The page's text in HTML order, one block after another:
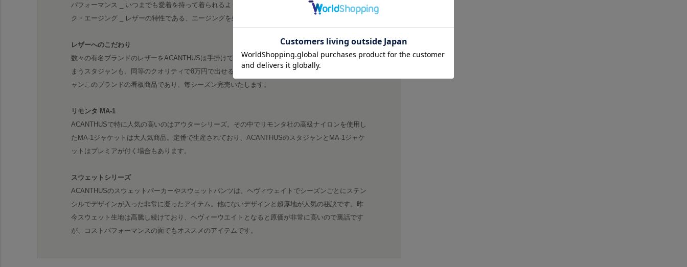
パフォーマンス _ いつまでも愛着を持って着られるような、クオリティの高さを実現する。 シン
ク・エージング _ レザーの特性である、エージングを生かした風合いを意識する。
レザーへのこだわり
数々の有名ブランドのレザーをACANTHUSは手掛けており、他では13万円を超える価格になってし
まうスタジャンも、同等のクオリティで8万円で出せるのも、自社で生産している強みです。スタジ
ャンこのブランドの看板商品であり、毎シーズン完売いたします。
リモンタ MA-1
ACANTHUSで特に人気の高いのはアウターシリーズ。その中でリモンタ社の高級ナイロンを使用し
たMA-1ジャケットは大人気商品。定番で生産されており、ACANTHUSのスタジャンとMA-1ジャケ
ットはプレミアが付く場合もあります。
スウェットシリーズ
ACANTHUSのスウェットパーカーやスウェットパンツは、ヘヴィウェイトでシーズンごとにステン
シルでデザインが入った非常に凝ったアイテム。他にないデザインと超厚地が人気の秘訣です。昨
今スウェット生地は高騰し続けており、ヘヴィーウエイトとなると原価が非常に高いので裏話です
が、コストパフォーマンスの面でもオススメのアイテムです。